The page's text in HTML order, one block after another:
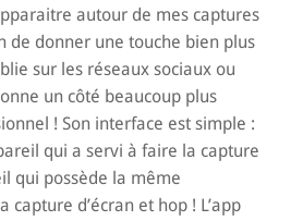
autour de mes captures
de donner une touche bien plus
sur les réseaux sociaux ou
un côté beaucoup plus
! Son interface est simple :
qui a servi à faire la capture
qui possède la même
capture d’écran et hop ! L’app